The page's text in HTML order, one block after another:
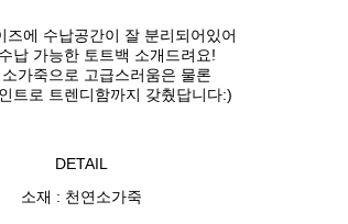
즈에 수납공간이 잘 분리되어있어
납 가능한 토트백 소개드려요!
가죽으로 고급스러움은 물론
트로 트렌디함까지 갖췄답니다:)
DETAIL
소재 : 천연소가죽